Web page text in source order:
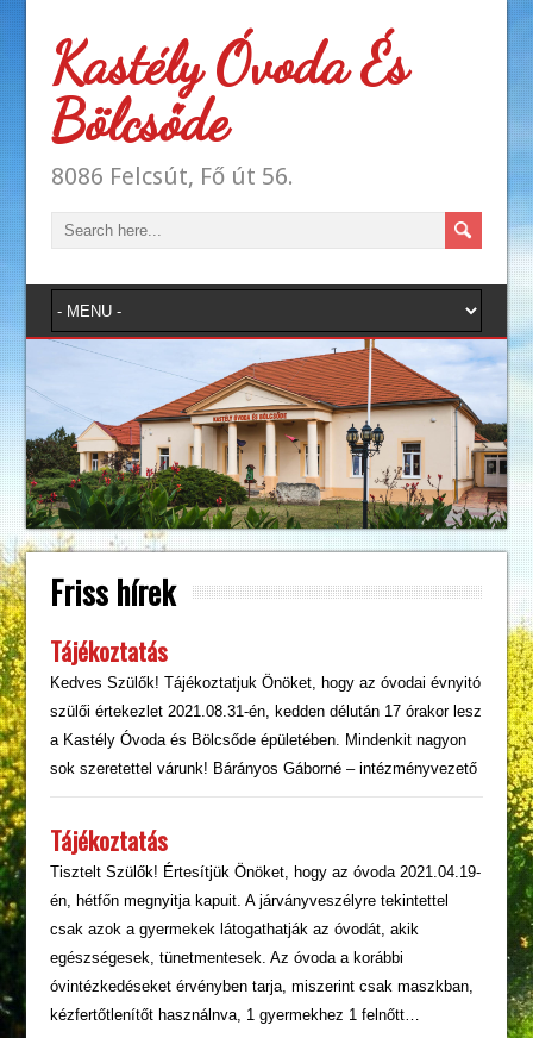
Kastély Óvoda És
Bölcsőde
8086 Felcsút, Fő út 56.
Friss hírek
Tájékoztatás
Kedves Szülők! Tájékoztatjuk Önöket, hogy az óvodai évnyitó
szülői értekezlet 2021.08.31-én, kedden délután 17 órakor lesz
a Kastély Óvoda és Bölcsőde épületében. Mindenkit nagyon
sok szeretettel várunk! Bárányos Gáborné – intézményvezető
Tájékoztatás
Tisztelt Szülők! Értesítjük Önöket, hogy az óvoda 2021.04.19-
én, hétfőn megnyitja kapuit. A járványveszélyre tekintettel
csak azok a gyermekek látogathatják az óvodát, akik
egészségesek, tünetmentesek. Az óvoda a korábbi
óvintézkedéseket érvényben tarja, miszerint csak maszkban,
kézfertőtlenítőt használnva, 1 gyermekhez 1 felnőtt…